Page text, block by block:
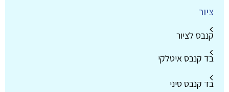
ציור
קנבס לציור
בד קנבס איטלקי
בד קנבס סיני